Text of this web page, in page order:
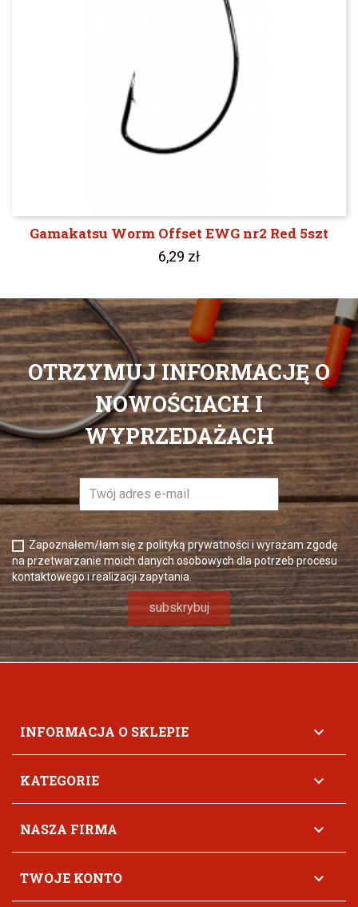
Gamakatsu Worm Offset EWG nr2 Red 5szt
6,29 zł
OTRZYMUJ INFORMACJĘ O
NOWOŚCIACH I
WYPRZEDAŻACH
Zapoznałem/łam się z polityką prywatności i wyrażam zgodę
na przetwarzanie moich danych osobowych dla potrzeb procesu
kontaktowego i realizacji zapytania.
INFORMACJA O SKLEPIE 
KATEGORIE 
NASZA FIRMA 
TWOJE KONTO 